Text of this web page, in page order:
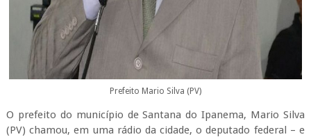
Prefeito Mario Silva (PV)
O prefeito do município de Santana do Ipanema, Mario Silva
(PV) chamou, em uma rádio da cidade, o deputado federal – e